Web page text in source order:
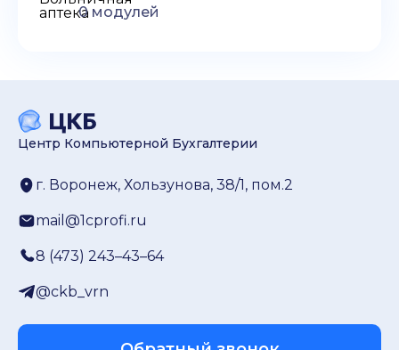
0 модулей
Центр Компьютерной Бухгалтерии
г. Воронеж, Хользунова, 38/1, пом.2
mail@1cprofi.ru
8 (473) 243–43–64
@ckb_vrn